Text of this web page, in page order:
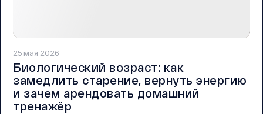
25 мая 2026
Биологический возраст: как
замедлить старение, вернуть энергию
и зачем арендовать домашний
тренажёр